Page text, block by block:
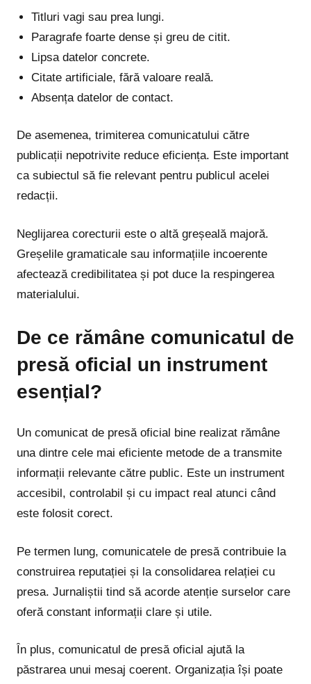
Titluri vagi sau prea lungi.
Paragrafe foarte dense și greu de citit.
Lipsa datelor concrete.
Citate artificiale, fără valoare reală.
Absența datelor de contact.
De asemenea, trimiterea comunicatului către
publicații nepotrivite reduce eficiența. Este important
ca subiectul să fie relevant pentru publicul acelei
redacții.
Neglijarea corecturii este o altă greșeală majoră.
Greșelile gramaticale sau informațiile incoerente
afectează credibilitatea și pot duce la respingerea
materialului.
De ce rămâne comunicatul de
presă oficial un instrument
esențial?
Un comunicat de presă oficial bine realizat rămâne
una dintre cele mai eficiente metode de a transmite
informații relevante către public. Este un instrument
accesibil, controlabil și cu impact real atunci când
este folosit corect.
Pe termen lung, comunicatele de presă contribuie la
construirea reputației și la consolidarea relației cu
presa. Jurnaliștii tind să acorde atenție surselor care
oferă constant informații clare și utile.
În plus, comunicatul de presă oficial ajută la
păstrarea unui mesaj coerent. Organizația își poate